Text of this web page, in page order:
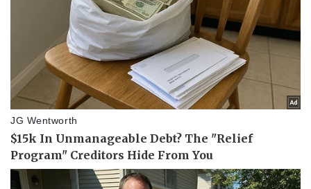
Lịch thi đấu bóng đá
Thế giới thể thao
Hậu trường
Xe máy
Tư vấn